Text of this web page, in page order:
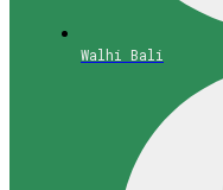
Walhi Bali